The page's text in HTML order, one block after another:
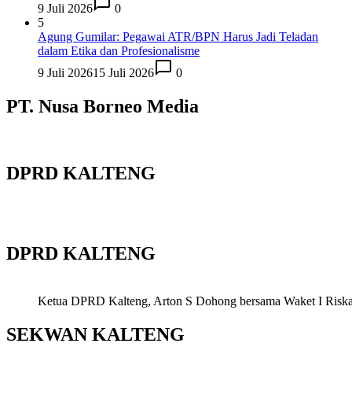
9 Juli 2026
0
5
Agung Gumilar: Pegawai ATR/BPN Harus Jadi Teladan
dalam Etika dan Profesionalisme
9 Juli 202615 Juli 2026 0
PT. Nusa Borneo Media
DPRD KALTENG
DPRD KALTENG
Ketua DPRD Kalteng, Arton S Dohong bersama Waket I
SEKWAN KALTENG